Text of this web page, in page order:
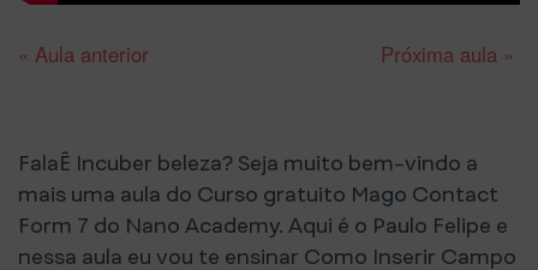
« Aula anterior Próxima aula »
FalaÊ Incuber beleza? Seja muito bem-vindo a
mais uma aula do Curso gratuito Mago Contact
Form 7 do Nano Academy. Aqui é o Paulo Felipe e
nessa aula eu vou te ensinar Como Inserir Campo